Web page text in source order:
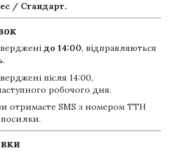
/ Стандарт.
до 14:00, відправляються
.
після 14:00,
робочого дня.
отримаєте SMS з номером ТТН